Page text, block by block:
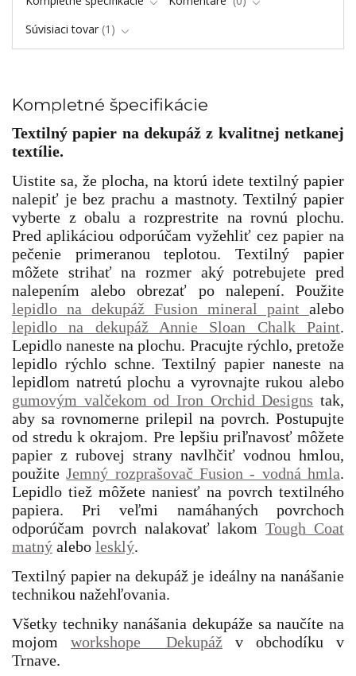
Súvisiaci tovar 1
Kompletné špecifikácie
Textilný papier na dekupáž z kvalitnej netkanej
textílie.
Uistite sa, že plocha, na ktorú idete textilný papier
nalepiť je bez prachu a mastnoty. Textilný papier
vyberte z obalu a rozprestrite na rovnú plochu.
Pred aplikáciou odporúčam vyžehliť cez papier na
pečenie primeranou teplotou. Textilný papier
môžete strihať na rozmer aký potrebujete pred
nalepením alebo obrezať po nalepení. Použite
lepidlo na dekupáž Fusion mineral paint alebo
lepidlo na dekupáž Annie Sloan Chalk Paint.
Lepidlo naneste na plochu. Pracujte rýchlo, pretože
lepidlo rýchlo schne. Textilný papier naneste na
lepidlom natretú plochu a vyrovnajte rukou alebo
gumovým valčekom od Iron Orchid Designs tak,
aby sa rovnomerne prilepil na povrch. Postupujte
od stredu k okrajom. Pre lepšiu priľnavosť môžete
papier z rubovej strany navlhčiť vodnou hmlou,
použiteJemný rozprašovač Fusion - vodná hmla.
Lepidlo tiež môžete naniesť na povrch textilného
papiera. Pri veľmi namáhaných povrchoch
odporúčam povrch nalakovať lakomTough Coat
matný alebo lesklý.
Textilný papier na dekupáž je ideálny na nanášanie
technikou nažehľovania.
Všetky techniky nanášania dekupáže sa naučíte na
mojom workshope Dekupážv obchodíku v
Trnave.